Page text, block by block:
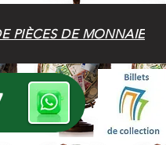
PIÈCES DE MONNAIE